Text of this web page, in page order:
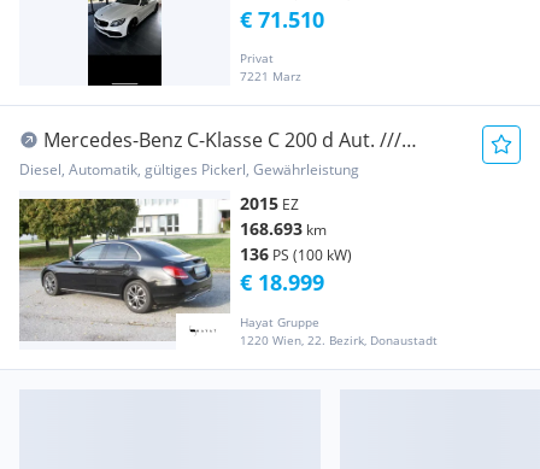
Privat
7221 Marz
€ 71.510
Mercedes-Benz C-Klasse C 200 d Aut. ///
FINANZIERUNG 0€ MÖGLICH ///
Diesel, Automatik, gültiges Pickerl, Gewährleistung
2015 EZ
168.693 km
136 PS (100 kW)
Hayat Gruppe
1220 Wien, 22. Bezirk, Donaustadt
€ 18.999